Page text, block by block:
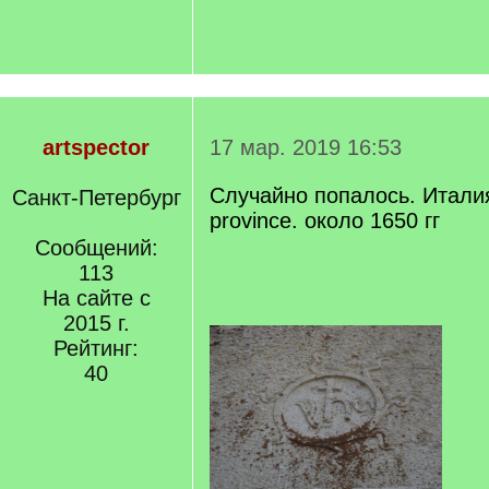
artspector
Санкт-Петербург
Сообщений:
113
На сайте с
2015 г.
Рейтинг:
40
17 мар. 2019 16:53
Случайно попалось.
province. около 1650 гг